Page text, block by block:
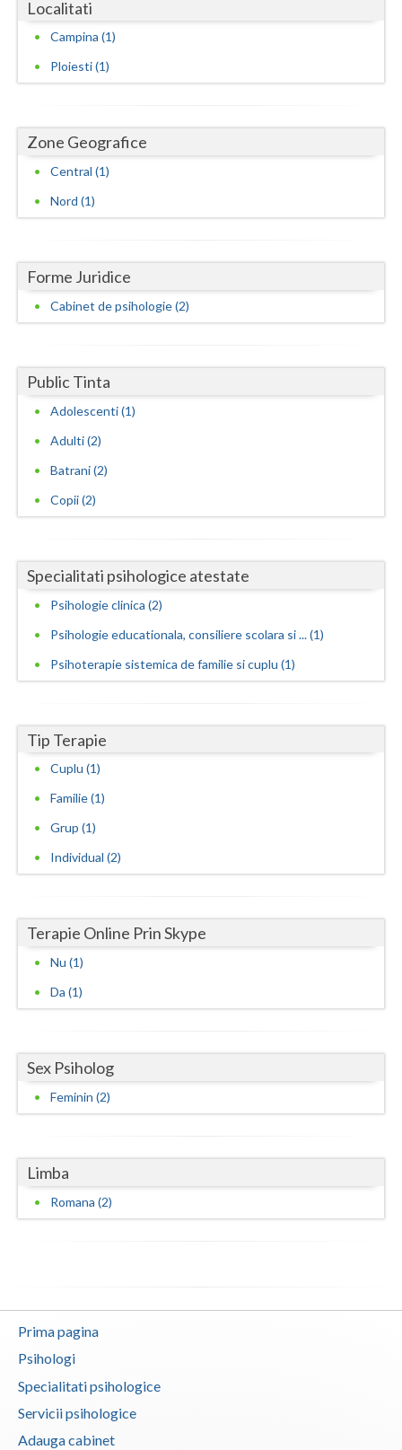
Ilfov
Maramures
Mures
Neamt
Olt
Salaj
Satu-Mare
Suceava
Teleorman
Vaslui
Vrancea
Localitati
Campina (1)
Ploiesti (1)
Zone Geografice
Central (1)
Nord (1)
Forme Juridice
Cabinet de psihologie (2)
Public Tinta
Adolescenti (1)
Adulti (2)
Batrani (2)
Copii (2)
Specialitati psihologice atestate
Psihologie clinica (2)
Psihologie educationala, consiliere scolara si ... (1)
Psihoterapie sistemica de familie si cuplu (1)
Tip Terapie
Cuplu (1)
Familie (1)
Grup (1)
Individual (2)
Terapie Online Prin Skype
Nu (1)
Da (1)
Sex Psiholog
Feminin (2)
Limba
Romana (2)
Prima pagina
Psihologi
Specialitati psihologice
Servicii psihologice
Adauga cabinet